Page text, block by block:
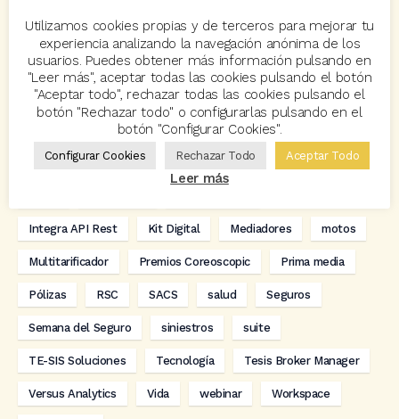
acuerdo Acuerdos Allianz asisa autos
Avant2 Avant2 Sales Manager ayudas Bcover
Carlos Rovira Codeoscopic Codeoscopic Academy
Codeoscopic Workspace Coverize Decesos
digitalización Eventos formación GRC-Broker
Integra API Rest Kit Digital Mediadores motos
Multitarificador Premios Coreoscopic Prima media
Pólizas RSC SACS salud Seguros
Semana del Seguro siniestros suite
TE-SIS Soluciones Tecnología Tesis Broker Manager
Versus Analytics Vida webinar Workspace
Utilizamos cookies propias y de terceros para mejorar tu
experiencia analizando la navegación anónima de los
usuarios. Puedes obtener más información pulsando en
"Leer más", aceptar todas las cookies pulsando el botón
"Aceptar todo", rechazar todas las cookies pulsando el
botón "Rechazar todo" o configurarlas pulsando en el
botón "Configurar Cookies".
Configurar Cookies Rechazar Todo Aceptar Todo
Leer más